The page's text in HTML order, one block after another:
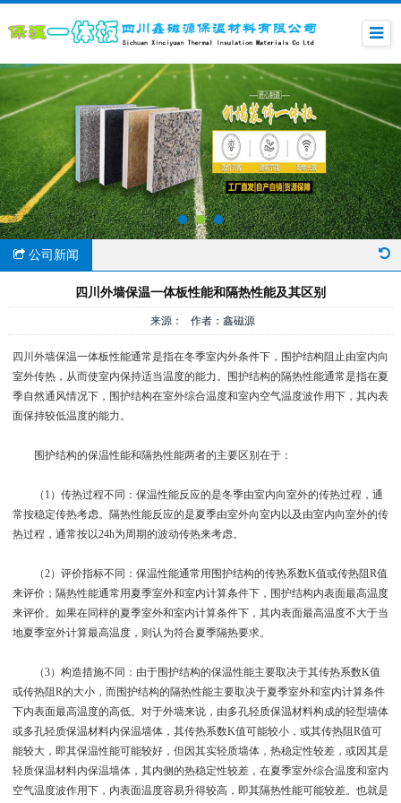
公司新闻
四川外墙保温一体板性能和隔热性能及其区别
来源： 作者：鑫磁源
四川外墙保温一体板性能通常是指在冬季室内外条件下，围护结构阻止由室内向
室外传热，从而使室内保持适当温度的能力。围护结构的隔热性能通常是指在夏
季自然通风情况下，围护结构在室外综合温度和室内空气温度波作用下，其内表
面保持较低温度的能力。
围护结构的保温性能和隔热性能两者的主要区别在于：
（1）传热过程不同：保温性能反应的是冬季由室内向室外的传热过程，通
常按稳定传热考虑。隔热性能反应的是夏季由室外向室内以及由室内向室外的传
热过程，通常按以24h为周期的波动传热来考虑。
（2）评价指标不同：保温性能通常用围护结构的传热系数K值或传热阻R值
来评价；隔热性能通常用夏季室外和室内计算条件下，围护结构内表面最高温度
来评价。如果在同样的夏季室外和室内计算条件下，其内表面最高温度不大于当
地夏季室外计算最高温度，则认为符合夏季隔热要求。
（3）构造措施不同：由于围护结构的保温性能主要取决于其传热系数K值
或传热阻R的大小，而围护结构的隔热性能主要取决于夏季室外和室内计算条件
下内表面最高温度的高低。对于外墙来说，由多孔轻质保温材料构成的轻型墙体
或多孔轻质保温材料内保温墙体，其传热系数K值可能较小，或其传热阻R值可
能较大，即其保温性能可能较好，但因其实轻质墙体，热稳定性较差，或因其是
轻质保温材料内保温墙体，其内侧的热稳定性较差，在夏季室外综合温度和室内
空气温度波作用下，内表面温度容易升得较高，即其隔热性能可能较差。也就是